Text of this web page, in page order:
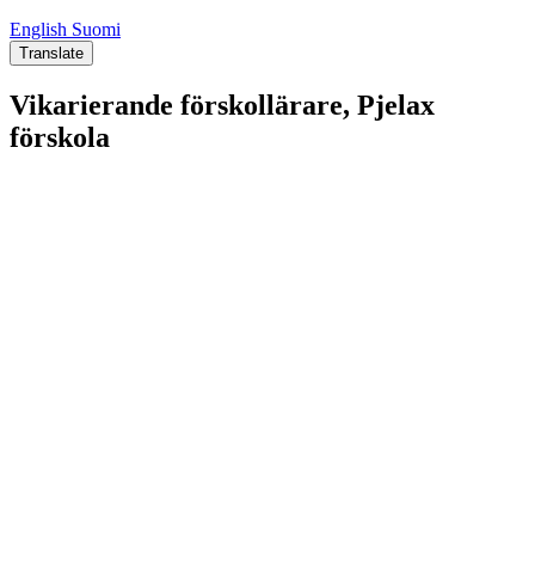
English English
Suomi
Translate
Vikarierande förskollärare, Pjelax
förskola